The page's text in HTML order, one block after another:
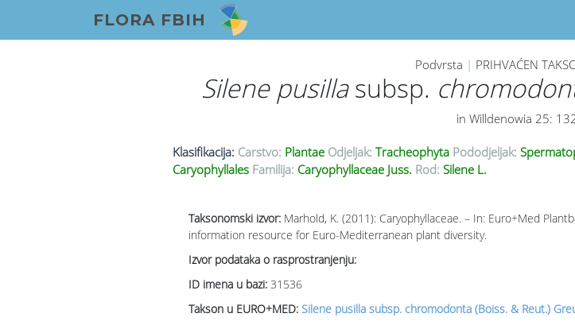
FLORA FBIH
Podvrsta | PRIHVAĆEN
Silene pusillasubsp.
in Willdenowia 25:
Klasifikacija: Carstvo: Plantae Odjeljak: Tracheophyta Pododjeljak:
Caryophyllales Familija: Caryophyllaceae Juss. Rod: Silene L.
Taksonomski izvor: Marhold, K. (2011): Caryophyllaceae. – In: Euro+Med
information resource for Euro-Mediterranean plant diversity.
Izvor podataka o rasprostranjenju:
ID imena u bazi: 31536
Takson u EURO+MED: Silene pusilla subsp. chromodonta (Boiss. & Reut.)